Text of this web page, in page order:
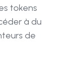
tokens
à du
de